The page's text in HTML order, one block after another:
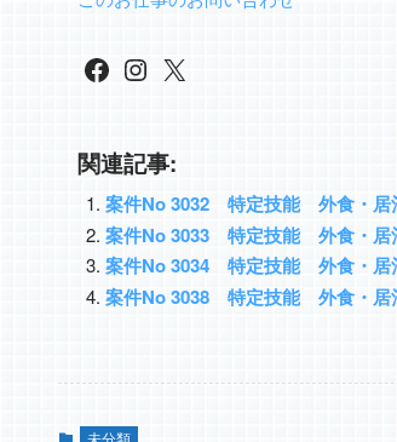
Facebook
Instagram
X
関連記事:
案件No 3032 特定技能 外食・居
案件No 3033 特定技能 外食・居
案件No 3034 特定技能 外食・居
案件No 3038 特定技能 外食・居
未分類